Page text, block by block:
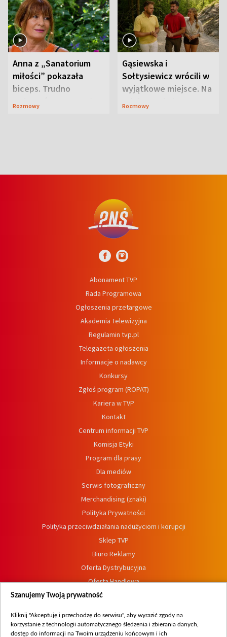
Anna z „Sanatorium
miłości” pokazała
biceps. Trudno
uwierzyć, co przeszła
Rozmowy
Gąsiewska i
Sołtysiewicz wrócili w
wyjątkowe miejsce. Na
szlaku czekał
Rozmowy
Abonament TVP
Rada Programowa
Ogłoszenia przetargowe
Akademia Telewizyjna
Regulamin tvp.pl
Telegazeta ogłoszenia
Informacje o nadawcy
Konkursy
Zgłoś program (ROPAT)
Kariera w TVP
Kontakt
Centrum informacji TVP
Komisja Etyki
Program dla prasy
Dla mediów
Serwis fotograficzny
Merchandising (znaki)
Polityka Prywatności
Polityka przeciwdziałania nadużyciom i korupcji
Sklep TVP
Biuro Reklamy
Oferta Dystrybucyjna
Oferta Handlowa
Dostępność
Procedura zgłoszeń wewnętrznych
Szanujemy Twoją prywatność
Kliknij "Akceptuję i przechodzę do serwisu", aby wyrazić zgody na
korzystanie z technologii automatycznego śledzenia i zbierania danych,
dostęp do informacji na Twoim urządzeniu końcowym i ich